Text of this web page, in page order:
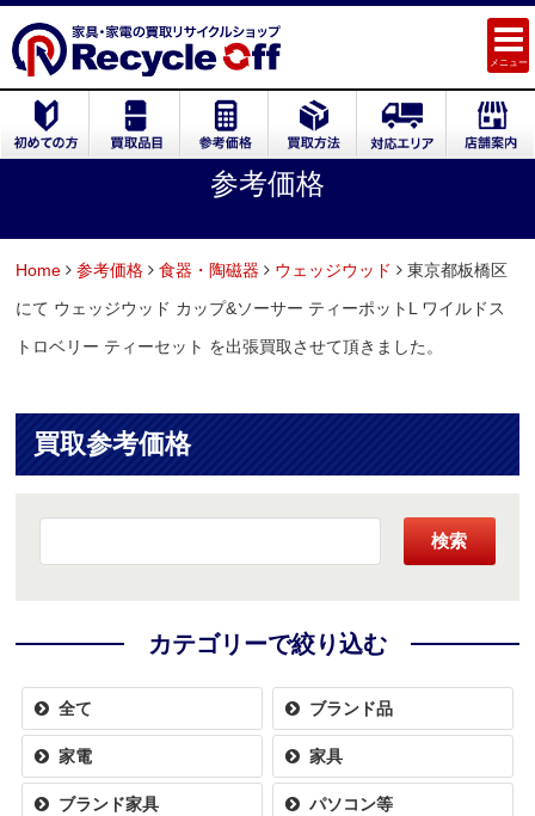
メニュー
参考価格
Home 参考価格 食器・陶磁器 ウェッジウッド
東京都板橋区
にて ウェッジウッド カップ&ソーサー ティーポットL ワイルドス
トロベリー ティーセット を出張買取させて頂きました。
買取参考価格
検索
カテゴリーで絞り込む
全て ブランド品
家電 家具
ブランド家具 パソコン等